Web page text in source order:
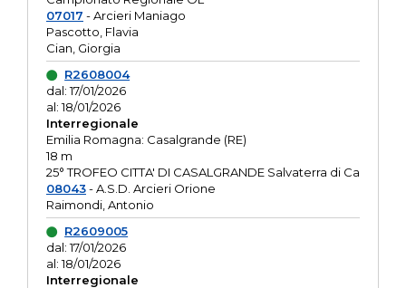
07017 - Arcieri Maniago
Pascotto, Flavia
Cian, Giorgia
R2608004
dal: 17/01/2026
al: 18/01/2026
Interregionale
Emilia Romagna: Casalgrande (RE)
18 m
25° TROFEO CITTA' DI CASALGRANDE Salvaterra di Ca
08043- A.S.D. Arcieri Orione
Raimondi, Antonio
R2609005
dal: 17/01/2026
al: 18/01/2026
Interregionale